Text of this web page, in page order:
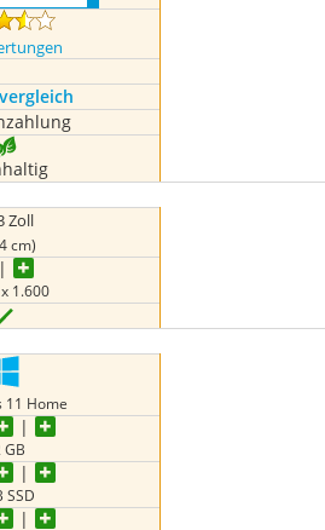
Zoll
cm)
1.600
11 Home
GB
SSD